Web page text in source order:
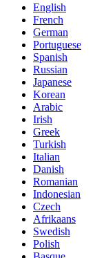
English
French
German
Portuguese
Spanish
Russian
Japanese
Korean
Arabic
Irish
Greek
Turkish
Italian
Danish
Romanian
Indonesian
Czech
Afrikaans
Swedish
Polish